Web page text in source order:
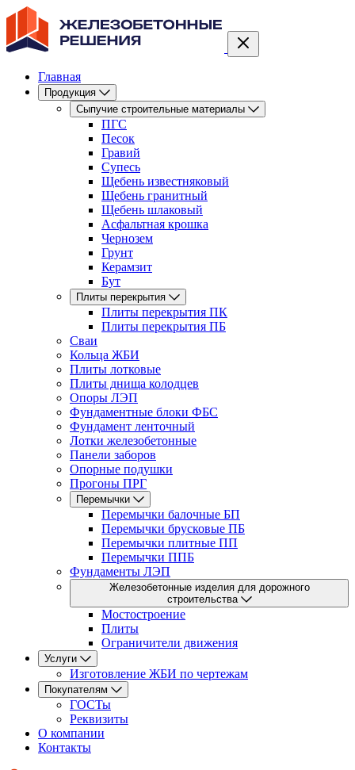
Главная
Продукция
Сыпучие строительные материалы
ПГС
Песок
Гравий
Супесь
Щебень известняковый
Щебень гранитный
Щебень шлаковый
Асфальтная крошка
Чернозем
Грунт
Керамзит
Бут
Плиты перекрытия
Плиты перекрытия ПК
Плиты перекрытия ПБ
Сваи
Кольца ЖБИ
Плиты лотковые
Плиты днища колодцев
Опоры ЛЭП
Фундаментные блоки ФБС
Фундамент ленточный
Лотки железобетонные
Панели заборов
Опорные подушки
Прогоны ПРГ
Перемычки
Перемычки балочные БП
Перемычки брусковые ПБ
Перемычки плитные ПП
Перемычки ППБ
Фундаменты ЛЭП
Железобетонные изделия для дорожного
строительства
Мостостроение
Плиты
Ограничители движения
Услуги
Изготовление ЖБИ по чертежам
Покупателям
ГОСТы
Реквизиты
О компании
Контакты